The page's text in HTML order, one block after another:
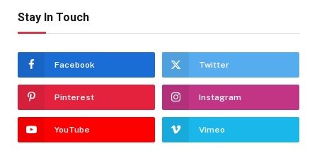
Stay In Touch
Facebook Twitter
Pinterest Instagram
YouTube Vimeo